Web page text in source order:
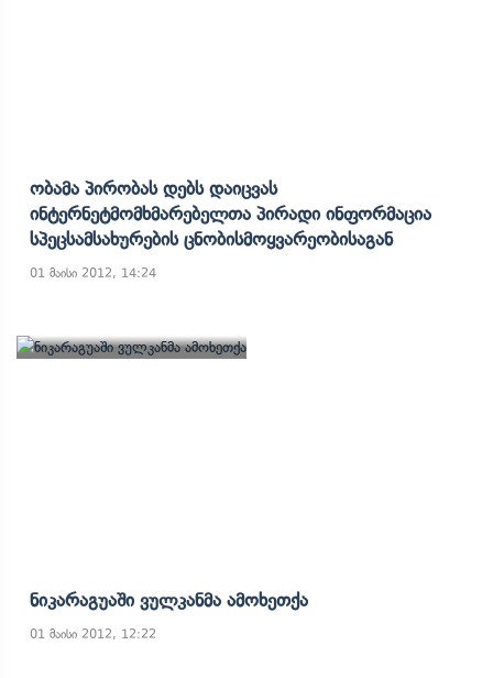
Ობამა Პირობას Დებს Დაიცვას
Ინტერნეტმომხმარებელთა Პირადი Ინფორმაცია
Სპეცსამსახურების Ცნობისმოყვარეობისაგან
01 მაისი 2012, 14:24
Ნიკარაგუაში Ვულკანმა Ამოხეთქა
01 მაისი 2012, 12:22